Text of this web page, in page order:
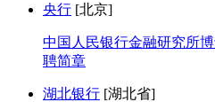
央行 [北京]
中国人民银行金融研究所
聘简章
湖北银行 [湖北省]